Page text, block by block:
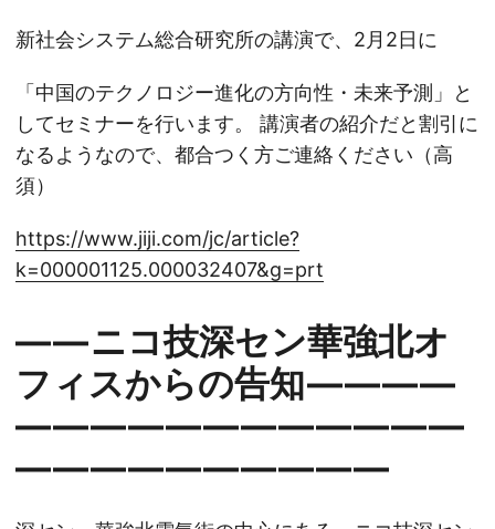
新社会システム総合研究所の講演で、2月2日に
「中国のテクノロジー進化の方向性・未来予測」と
してセミナーを行います。 講演者の紹介だと割引に
なるようなので、都合つく方ご連絡ください（高
須）
https://www.jiji.com/jc/article?
k=000001125.000032407&g=prt
— — ニコ技深セン華強北オ
フィスからの告知 — — — —
— — — — — — — — — — — —
— — — — — — — — — —